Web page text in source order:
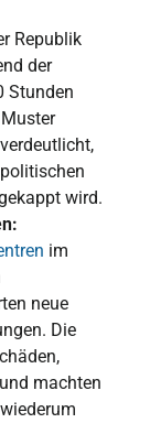
Republik
der
Stunden
wird.
im
neue
Die
machten